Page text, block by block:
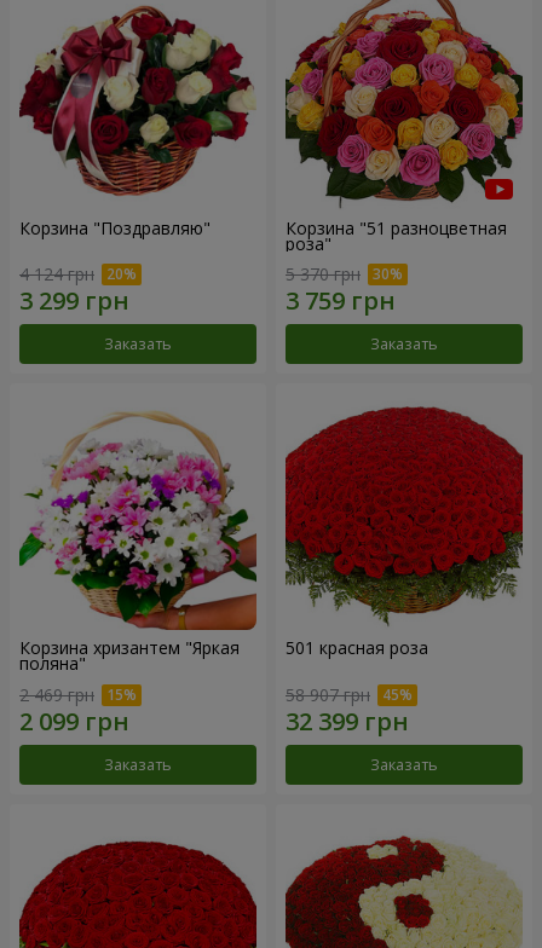
Корзина "Поздравляю"
4 124 грн
Заказать
Корзина "51 разноцветная
роза"
5 370 грн
Заказать
Корзина хризантем "Яркая
поляна"
2 469 грн
Заказать
501 красная роза
58 907 грн
Заказать